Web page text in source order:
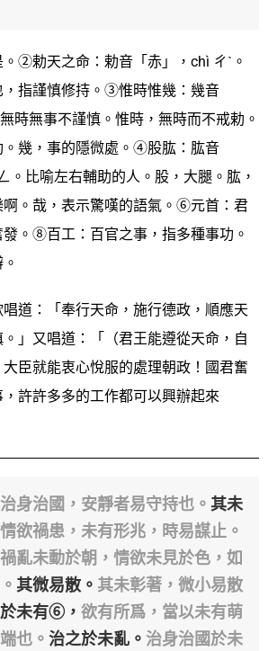
②勅天之命：勅音「赤」，chì ㄔˋ。
，指謹慎修持。③惟時惟幾：幾音
時無事不謹慎。惟時，無時而不戒勅。
。幾，事的隱微處。④股肱：肱音
。比喻左右輔助的人。股，大腿。肱，
。哉，表示驚嘆的語氣。⑥元首：君
。⑧百工：百官之事，指多種事功。
唱道：「奉行天命，施行德政，順應天
」又唱道：「（君王能遵從天命，自
臣就能衷心悅服的處理朝政！國君奮
許許多多的工作都可以興辦起來
治身治國，安靜者易守持也。 其未
情欲禍患，未有形兆，時易謀止。
禍亂未動於朝，情欲未見於色，如
其微易散。 其未彰著，微小易散
未有⑥， 欲有所爲，當以未有萌
也。 治之於未亂。 治身治國於未